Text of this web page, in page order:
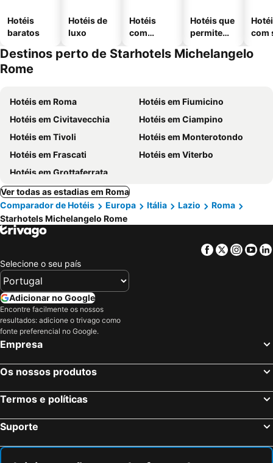
Hotéis
baratos
Hotéis de
luxo
Hotéis
com
Hotéis que
permitem
com
Destinos perto de Starhotels Michelangelo
Rome
Hotéis em Roma
Hotéis em Fiumicino
Hotéis em Civitavecchia
Hotéis em Ciampino
Hotéis em Tivoli
Hotéis em Monterotondo
Hotéis em Frascati
Hotéis em Viterbo
Hotéis em Grottaferrata
Ver todas as estadias em Roma
Comparador de Hotéis
Europa Itália Lazio
Roma
Starhotels Michelangelo Rome
Facebook
Twitter
Selecione o seu país
Adicionar no Google
Encontre facilmente os nossos
resultados: adicione o trivago como
fonte preferencial no Google.
Empresa
Os nossos produtos
Termos e políticas
Suporte